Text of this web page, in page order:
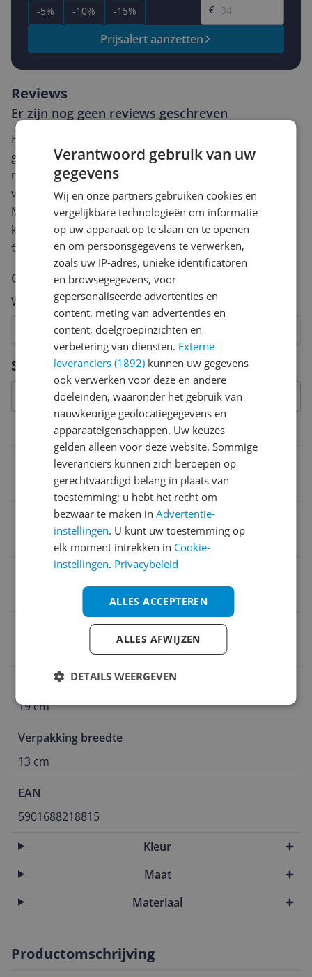
-5% -10% -15%
€
Prijsalert aanzetten
Specificaties
Overige kenmerken
Verpakkingsgewicht
Verpakking hoogte
Special look
Verpakking lengte
19 cm
Verpakking breedte
13 cm
EAN
5901688218815
Kleur
Maat
Materiaal
Productomschrijving
Reviews
Er zijn nog geen reviews geschreven
Heb jij dit product in bezit en wil je graag je mening
geven? Start dan hieronder met het schrijven van je
review. Afhankelijk van de details duurt het schrijven
van een review gemiddeld tussen de 3 en 10 minuten.
Met jouw mening help je andere bezoekers een betere
keuze te maken én maak je iedere maand kans op
€250,-!
Klik hier voor de actievoorwaarden.
Cijfer
Welk cijfer geef jij dit product?
7
6
5
4
3
2
Verantwoord gebruik van uw
gegevens
Wij en onze partners gebruiken cookies en
vergelijkbare technologieën om informatie
op uw apparaat op te slaan en te openen
en om persoonsgegevens te verwerken,
zoals uw IP-adres, unieke identificatoren
en browsegegevens, voor
gepersonaliseerde advertenties en
content, meting van advertenties en
content, doelgroepinzichten en
verbetering van diensten. Externe
leveranciers (1892) kunnen uw gegevens
ook verwerken voor deze en andere
doeleinden, waaronder het gebruik van
nauwkeurige geolocatiegegevens en
apparaateigenschappen. Uw keuzes
gelden alleen voor deze website. Sommige
leveranciers kunnen zich beroepen op
gerechtvaardigd belang in plaats van
toestemming; u hebt het recht om
bezwaar te maken inAdvertentie-
instellingen. U kunt uw toestemming op
elk moment intrekken in Cookie-
instellingen. Privacybeleid
ALLES ACCEPTEREN
ALLES AFWIJZEN
DETAILS WEERGEVEN